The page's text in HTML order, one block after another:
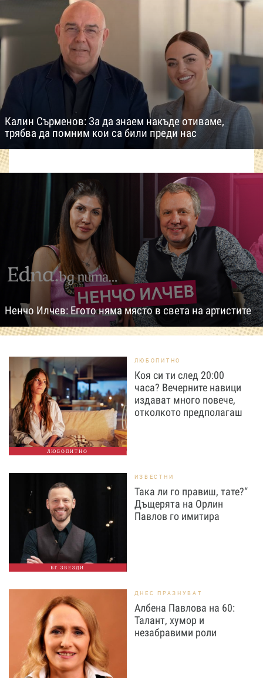
Калин Сърменов: За да знаем накъде отиваме,
трябва да помним кои са били преди нас
Ненчо Илчев: Егото няма място в света на артистите
ЛЮБОПИТНО
ЛЮБОПИТНО
Коя си ти след 20:00
часа? Вечерните навици
издават много повече,
отколкото предполагаш
БГ ЗВЕЗДИ
ИЗВЕСТНИ
Така ли го правиш, тате?“
Дъщерята на Орлин
Павлов го имитира
ДНЕС ПРАЗНУВАТ
Албена Павлова на 60:
Талант, хумор и
незабравими роли